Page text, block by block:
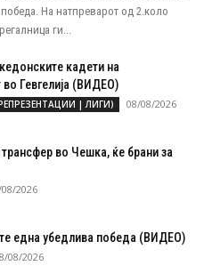
На натпреварот од 2.коло
ги...
кадети на
во Гевгелија (ВИДЕО)
| ЛИГИ) 08/08/2026
во Чешка, ќе брани за
2026
една убедлива победа (ВИДЕО)
08/2026